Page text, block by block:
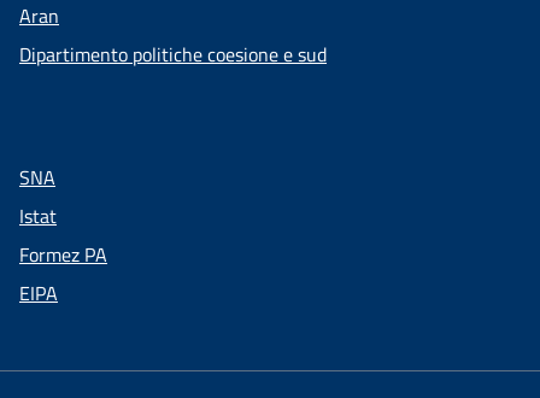
Aran
Dipartimento politiche coesione e sud
SNA
Istat
Formez PA
EIPA